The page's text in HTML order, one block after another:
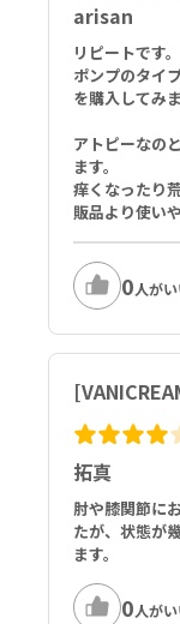
arisan
リピートです。
ポンプのタイ
を購入してみま
アトピーなの
ます。
痒くなったり
販品より使い
0人が
拓真
肘や膝関節に
たが、状態が
ます。
0人が